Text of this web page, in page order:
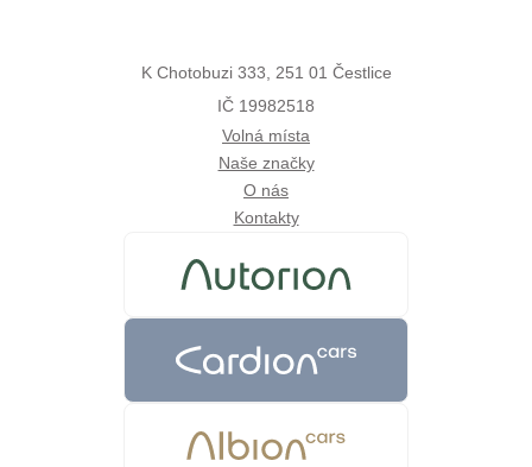
K Chotobuzi 333, 251 01 Čestlice
IČ 19982518
Volná místa
Naše značky
O nás
Kontakty